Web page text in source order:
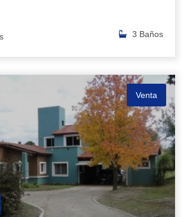
3 Baños
Venta